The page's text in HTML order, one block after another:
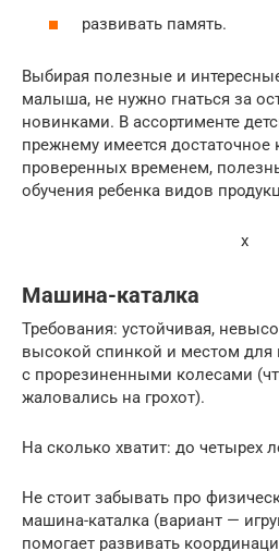
развивать память.
Выбирая полезные и
малыша, не нужно гнаться за
новинками. В ассортименте
прежнему имеется достаточное
проверенных временем,
обучения ребенка видов
x
Машина-каталка
Требования: устойчивая,
высокой спинкой и местом для
с прорезиненными колесами
жаловались на грохот).
На сколько хватит: до четырех
Не стоит забывать про
машина-каталка (вариант —
помогает развивать